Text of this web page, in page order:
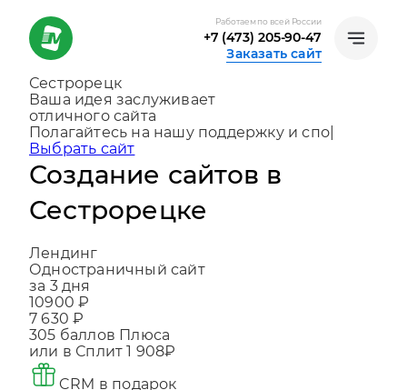
Работаем по всей России
+7 (473) 205-90-47
Заказать сайт
Сестрорецк
Ваша идея заслуживает
отличного сайта
Создаем, консультируем и помогаем
развива|
Выбрать сайт
Создание сайтов в
Сестрорецке
Лендинг
Одностраничный сайт
за 3 дня
10900 ₽
7 630 ₽
305баллов Плюса
или в Сплит